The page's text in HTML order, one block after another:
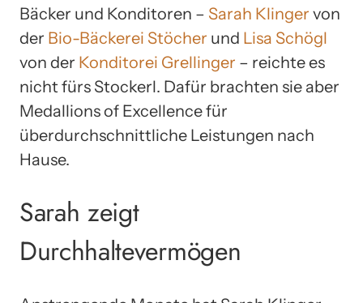
Bäcker und Konditoren – Sarah Klinger von
der Bio-Bäckerei Stöcher und Lisa Schögl
von der Konditorei Grellinger – reichte es
nicht fürs Stockerl. Dafür brachten sie aber
Medallions of Excellence für
überdurchschnittliche Leistungen nach
Hause.
Sarah zeigt
Durchhaltevermögen